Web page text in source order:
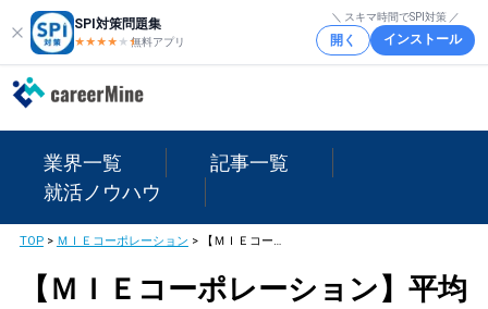
SPI対策問題集
★★★★ ★★
無料アプリ
＼ スキマ時間でSPI対策 ／
開く インストール
業界一覧
記事一覧
就活ノウハウ
TOP> ＭＩＥコーポレーション > 【ＭＩＥコーポレーション】平均年収426万円｜年収推移・業界・年代・役職別など徹底解説！
【ＭＩＥコーポレーション】平均